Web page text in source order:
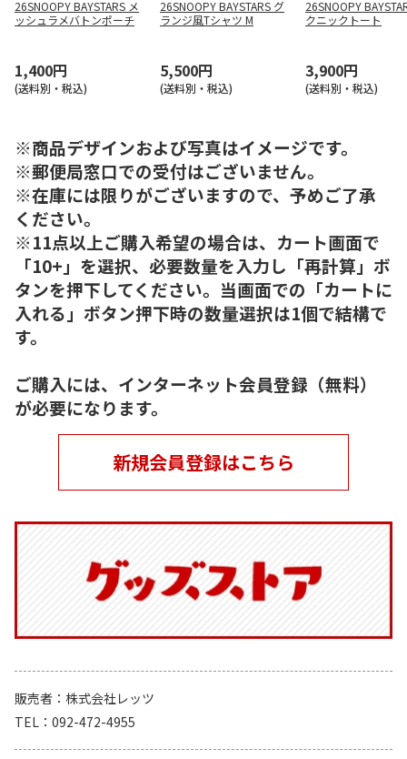
26SNOOPY BAYSTARS メ
ッシュラメバトンポーチ
1,400円
(送料別・税込)
26SNOOPY BAYSTARS グ
ランジ風Tシャツ M
5,500円
(送料別・税込)
26SNOOPY
クニックトート
3,900円
(送料別・税込)
※商品デザインおよび写真はイメージです。
※郵便局窓口での受付はございません。
※在庫には限りがございますので、予めご了承
ください。
※11点以上ご購入希望の場合は、カート画面で
「10+」を選択、必要数量を入力し「再計算」ボ
タンを押下してください。当画面での「カートに
入れる」ボタン押下時の数量選択は1個で結構で
す。
ご購入には、インターネット会員登録（無料）
が必要になります。
新規会員登録はこちら
販売者
株式会社レッツ
TEL
092-472-4955